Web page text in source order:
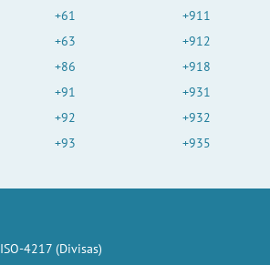
+61
+63
+86
+91
+92
+93
+911
+912
+918
+931
+932
+935
ISO-4217 (Divisas)